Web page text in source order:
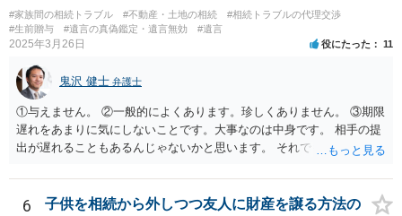
戻しをすべて免除する」というのがオーソドックスなものですが、ご
心配ならば、弁護士のところに行って、特別受益となりそうな贈与に
ついて説明した上で、適切な文言についてご相談してみてはいかがで
しょうか。
#家族間の相続トラブル #不動産・土地の相続
#相続トラブルの代理交渉
#生前贈与
#遺言の真偽鑑定・遺言無効 #遺言
2025年3月26日 役にたった 11
鬼沢 健士 弁護士
①与えません。 ②一般的によくあります。珍しくありません。 ③期限
遅れをあまりに気にしないことです。大事なのは中身です。 相手の提
出が遅れることもあるんじゃないかと思います。 それでもあなた有利
6
子供を相続から外しつつ友人に財産を譲る方法の